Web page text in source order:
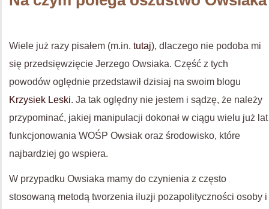
Wiele już razy pisałem (m.in. tutaj), dlaczego nie podoba mi
się przedsięwzięcie Jerzego Owsiaka. Część z tych
powodów oględnie przedstawił dzisiaj na swoim blogu
Krzysiek Leski. Ja tak oględny nie jestem i sądzę, że należy
przypominać, jakiej manipulacji dokonał w ciągu wielu już lat
funkcjonowania WOŚP Owsiak oraz środowisko, które
najbardziej go wspiera.
W przypadku Owsiaka mamy do czynienia z często
stosowaną metodą tworzenia iluzji pozapolityczności osoby i